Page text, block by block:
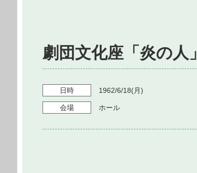
劇団文化座「炎の人」
日時 1962/6/18(月)
会場 ホール